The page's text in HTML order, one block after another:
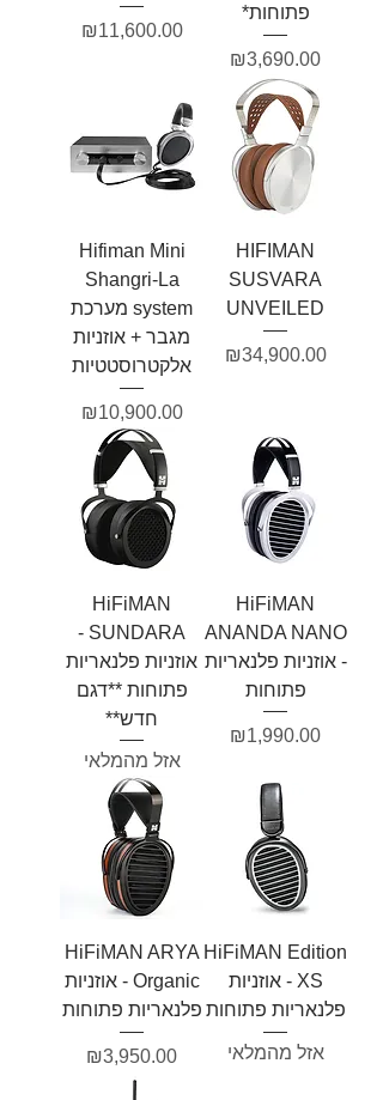
פתוחות*
מחיר
₪3,690.00
מחיר
₪11,600.00
HIFIMAN
SUSVARA
UNVEILED
מחיר
₪34,900.00
Hifiman Mini
Shangri-La
system מערכת
מגבר + אוזניות
אלקטרוסטטיות
מחיר
₪10,900.00
HiFiMAN
ANANDA NANO
- אוזניות פלנאריות
פתוחות
מחיר
₪1,990.00
HiFiMAN
SUNDARA -
אוזניות פלנאריות
פתוחות **דגם
חדש**
אזל מהמלאי
HiFiMAN Edition
XS - אוזניות
פלנאריות פתוחות
אזל מהמלאי
HiFiMAN ARYA
Organic - אוזניות
פלנאריות פתוחות
מחיר
₪3,950.00